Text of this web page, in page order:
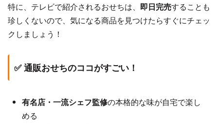
特に、テレビで紹介されるおせちは、 即日完売することも
珍しくないので、気になる商品を見つけたらすぐにチェッ
クしましょう！
✅ 通販おせちのココがすごい！
有名店・一流シェフ監修の本格的な味が自宅で楽し
める